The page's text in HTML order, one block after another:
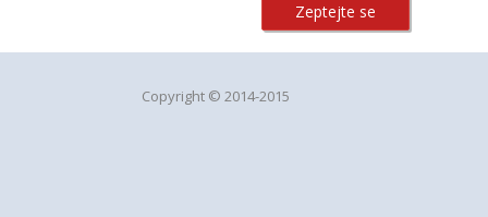
Zeptejte se
Copyright © 2014-2015